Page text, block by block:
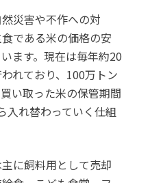
災害や不作への対
である米の価格の安
ます。現在は毎年約20
れており、100万トン
い取った米の保管期間
入れ替わっていく仕組
に飼料用として売却